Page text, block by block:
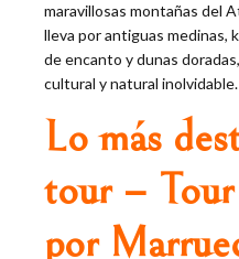
maravillosas montañas del
lleva por antiguas medinas,
de encanto y dunas
cultural y natural inolvidable.
Lo más
tour –
por